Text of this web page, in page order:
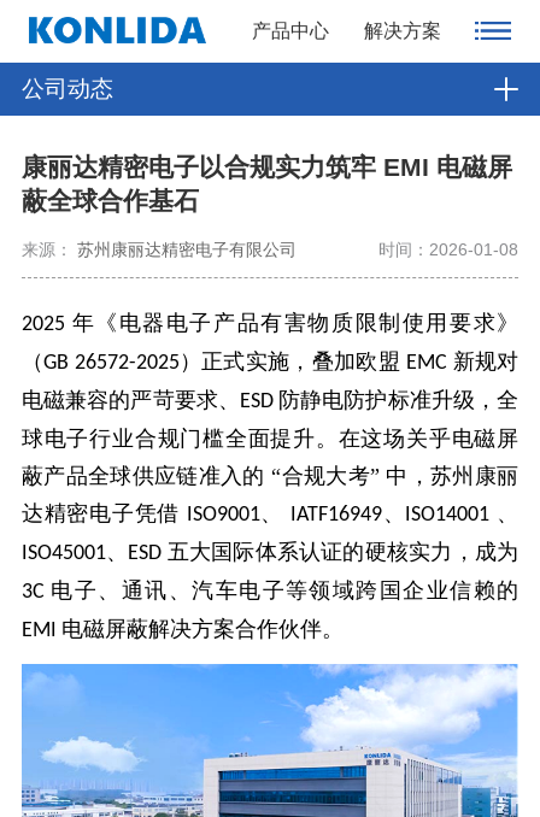
产品中心 解决方案
公司动态
康丽达精密电子以合规实力筑牢 EMI 电磁屏
蔽全球合作基石
来源： 苏州康丽达精密电子有限公司 时间：2026-01-08
2025 年《电器电子产品有害物质限制使用要求》
（GB 26572-2025 ）正式实施，叠加欧盟 EMC 新规对
电磁兼容的严苛要求、
ESD 防静电防护标准升级，全
球电子行业合规门槛全面提升。在这场关乎电磁屏
蔽产品全球供应链准入的 “合规大考” 中，苏州康丽
达精密电子凭借
ISO9001、 IATF16949、 ISO14001 、
ISO45001、 ESD 五大国际体系认证的硬核实力，成为
3C 电子、通讯、汽车电子等领域跨国企业信赖的
EMI 电磁屏蔽解决方案合作伙伴。